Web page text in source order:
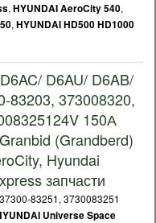
, HYUNDAI AeroCity 540,
, HYUNDAI HD500 HD1000
D6AU/ D6AB/
83203, 373008320,
150А
(Grandberd)
Hyundai
запчасти
83251, 3730083251
Universe Space